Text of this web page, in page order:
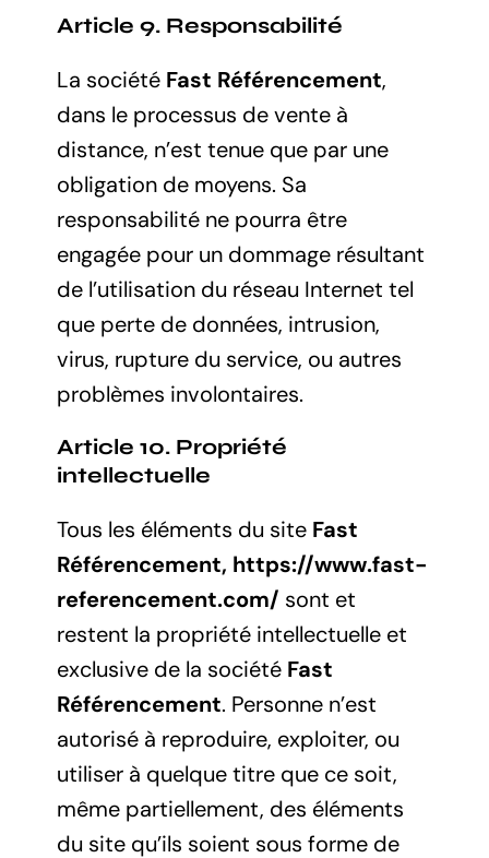
Article 9. Responsabilité
La société Fast Référencement,
dans le processus de vente à
distance, n’est tenue que par une
obligation de moyens. Sa
responsabilité ne pourra être
engagée pour un dommage résultant
de l’utilisation du réseau Internet tel
que perte de données, intrusion,
virus, rupture du service, ou autres
problèmes involontaires.
Article 10. Propriété
intellectuelle
Tous les éléments du site Fast
Référencement, https://www.fast-
referencement.com/ sont et
restent la propriété intellectuelle et
exclusive de la société Fast
Référencement. Personne n’est
autorisé à reproduire, exploiter, ou
utiliser à quelque titre que ce soit,
même partiellement, des éléments
du site qu’ils soient sous forme de